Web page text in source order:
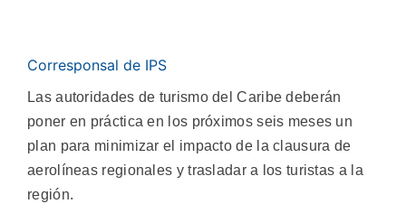
Corresponsal de IPS
Las autoridades de turismo del Caribe deberán
poner en práctica en los próximos seis meses un
plan para minimizar el impacto de la clausura de
aerolíneas regionales y trasladar a los turistas a la
región.